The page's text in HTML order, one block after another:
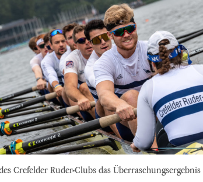
Crefelder Ruder-Clubs das